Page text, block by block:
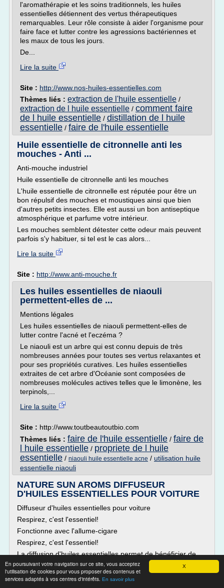
X
En poursuivant votre navigation sur ce site, vous acceptez
l'utilisation de cookies pour vous proposer des contenus et
services adaptés à vos centres d'intérêts. En savoir plus
l'aromathérapie et les soins traditionnels, les huiles
essentielles détiennent des vertus thérapeutiques
remarquables. Leur rôle consiste à aider l'organisme pour
faire face et lutter contre les agressions bactériennes et
les maux de tous les jours.
De...
Lire la suite
Site : http://www.nos-huiles-essentielles.com
Thèmes liés : extraction de l'huile essentielle /
extraction de l huile essentielle / comment faire
de l huile essentielle / distillation de l huile
essentielle / faire de l'huile essentielle
Huile essentielle de citronnelle anti les
mouches - Anti ...
Anti-mouche industriel
Huile essentielle de citronnelle anti les mouches
L'huile essentielle de citronnelle est réputée pour être un
bon répulsif des mouches et moustiques ainsi que bien
d'autres petits insectes. Elle est aussi un bon antiseptique
atmosphérique et parfume votre intérieur.
Les mouches semblent détester cette odeur mais peuvent
parfois s'y habituer, si tel est le cas alors...
Lire la suite
Site : http://www.anti-mouche.fr
Les huiles essentielles de niaouli
permettent-elles de ...
Mentions légales
Les huiles essentielles de niaouli permettent-elles de
lutter contre l'acné et l'eczéma ?
Le niaouli est un arbre qui est connu depuis de très
nombreuses années pour toutes ses vertus relaxantes et
pour ses propriétés curatives. Les huiles essentielles
extraites de cet arbre d'Océanie sont composées de
nombreuses molécules actives telles que le limonène, les
terpinols,...
Lire la suite
Site : http://www.toutbeautoutbio.com
Thèmes liés : faire de l'huile essentielle / faire de
l huile essentielle / propriete de l huile
essentielle / niaouli huile essentielle acne / utilisation huile
essentielle niaouli
NATURE SUN AROMS DIFFUSEUR
D'HUILES ESSENTIELLES POUR VOITURE
Diffuseur d'huiles essentielles pour voiture
Respirez, c'est l'essentiel!
Fonctionne avec l'allume-cigare
Respirez, c'est l'essentiel!
La diffusion d'huiles essentielles permet de bénéficier de
toute la subtilité variée des senteurs qui se répandent dans
l'atmosphère ainsi que des propriétés des huiles
essentielles.